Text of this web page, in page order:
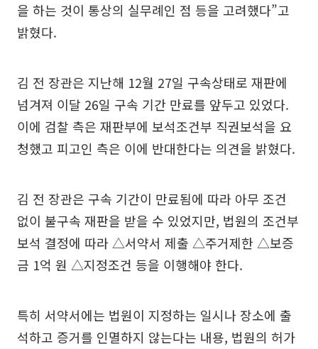
을 하는 것이 통상의 실무례인 점 등을 고려했다”고
밝혔다.
김 전 장관은 지난해 12월 27일 구속상태로 재판에
넘겨져 이달 26일 구속 기간 만료를 앞두고 있었다.
이에 검찰 측은 재판부에 보석조건부 직권보석을 요
청했고 피고인 측은 이에 반대한다는 의견을 밝혔다.
김 전 장관은 구속 기간이 만료됨에 따라 아무 조건
없이 불구속 재판을 받을 수 있었지만, 법원의 조건부
보석 결정에 따라 △서약서 제출 △주거제한 △보증
금 1억 원 △지정조건 등을 이행해야 한다.
특히 서약서에는 법원이 지정하는 일시나 장소에 출
석하고 증거를 인멸하지 않는다는 내용, 법원의 허가